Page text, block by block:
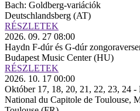
Bach: Goldberg-variációk
Deutschlandsberg (AT)
RÉSZLETEK
2026. 09. 27 08:00
Haydn F-dúr és G-dúr
Budapest Music Center (HU)
RÉSZLETEK
2026. 10. 17 00:00
Október 17, 18, 20, 21, 22, 23, 24
National du Capitole de Toulouse,